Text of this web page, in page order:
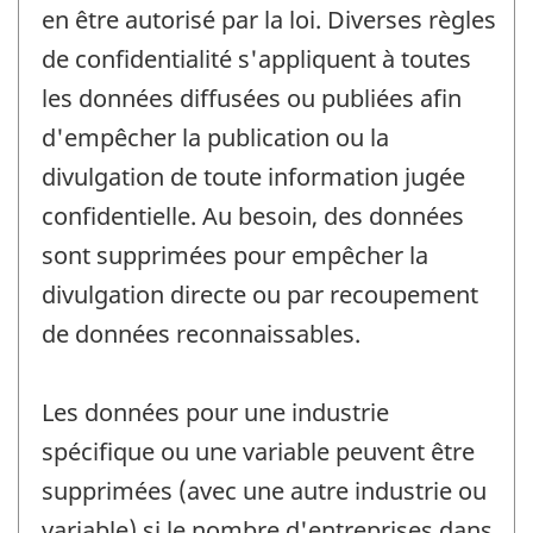
en être autorisé par la loi. Diverses règles
de confidentialité s'appliquent à toutes
les données diffusées ou publiées afin
d'empêcher la publication ou la
divulgation de toute information jugée
confidentielle. Au besoin, des données
sont supprimées pour empêcher la
divulgation directe ou par recoupement
de données reconnaissables.
Les données pour une industrie
spécifique ou une variable peuvent être
supprimées (avec une autre industrie ou